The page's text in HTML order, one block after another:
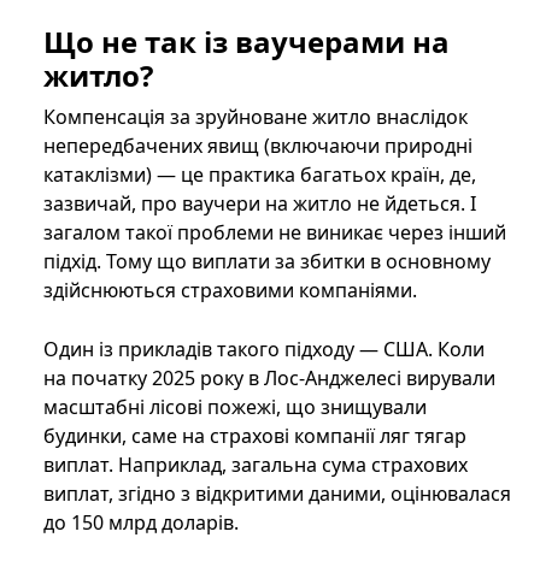
Що не так із ваучерами на
житло?
Компенсація за зруйноване житло внаслідок
непередбачених явищ (включаючи природні
катаклізми) — це практика багатьох країн, де,
зазвичай, про ваучери на житло не йдеться. І
загалом такої проблеми не виникає через інший
підхід. Тому що виплати за збитки в основному
здійснюються страховими компаніями.
Один із прикладів такого підходу — США. Коли
на початку 2025 року в Лос-Анджелесі вирували
масштабні лісові пожежі, що знищували
будинки, саме на страхові компанії ляг тягар
виплат. Наприклад, загальна сума страхових
виплат, згідно з відкритими даними, оцінювалася
до 150 млрд доларів.